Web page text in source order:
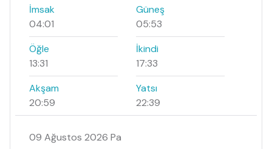
İmsak
04:01
Güneş
05:53
Öğle
13:31
İkindi
17:33
Akşam
20:59
Yatsı
22:39
09 Ağustos 2026 Pa